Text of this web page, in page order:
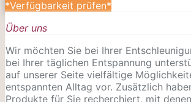
*Verfügbarkeit prüfen*
Über uns
Wir möchten Sie bei Ihrer
bei Ihrer täglichen Entspannung
auf unserer Seite vielfältige
entspannten Alltag vor. Zusätzlich
Produkte für Sie recherchiert, mit